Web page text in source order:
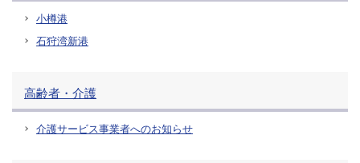
小樽港
石狩湾新港
高齢者・介護
介護サービス事業者へのお知らせ